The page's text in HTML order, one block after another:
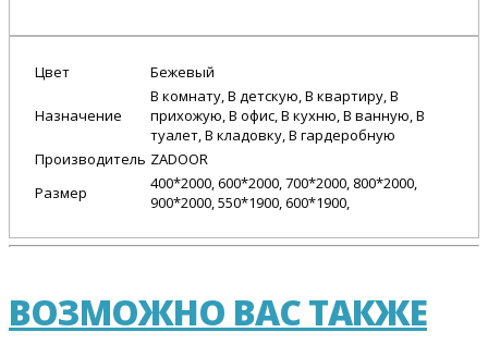
Цвет Бежевый
Назначение
В комнату, В детскую, В квартиру, В
прихожую, В офис, В кухню, В ванную, В
туалет, В кладовку, В гардеробную
Производитель ZADOOR
Размер
400*2000, 600*2000, 700*2000, 800*2000,
900*2000, 550*1900, 600*1900,
ВОЗМОЖНО ВАС ТАКЖЕ